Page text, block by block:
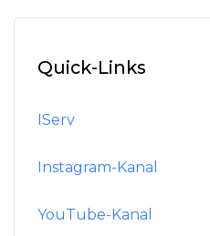
Quick-Links
IServ
Instagram-Kanal
YouTube-Kanal